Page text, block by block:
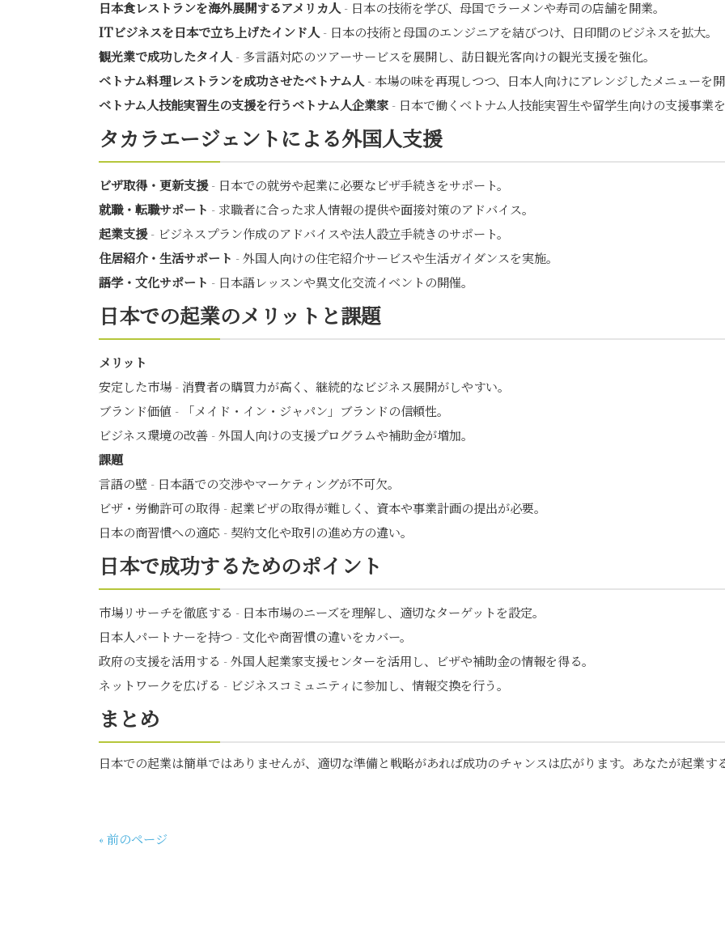
日本食レストランを海外展開するアメリカ人- 日本の技術を学び、母国でラーメンや寿司の店舗を開業。
ITビジネスを日本で立ち上げたインド人- 日本の技術と母国のエンジニアを結びつけ、日印間のビジネスを拡大。
観光業で成功したタイ人- 多言語対応のツアーサービスを展開し、訪日観光客向けの観光支援を強化。
ベトナム料理レストランを成功させたベトナム人- 本場の味を再現しつつ、日本人向けにアレンジしたメニューを開
ベトナム人技能実習生の支援を行うベトナム人企業家 - 日本で働くベトナム人技能実習生や留学生向けの支援事業を
タカラエージェントによる外国人支援
ビザ取得・更新支援- 日本での就労や起業に必要なビザ手続きをサポート。
就職・転職サポート - 求職者に合った求人情報の提供や面接対策のアドバイス。
起業支援- ビジネスプラン作成のアドバイスや法人設立手続きのサポート。
住居紹介・生活サポート - 外国人向けの住宅紹介サービスや生活ガイダンスを実施。
語学・文化サポート - 日本語レッスンや異文化交流イベントの開催。
日本での起業のメリットと課題
メリット
安定した市場 - 消費者の購買力が高く、継続的なビジネス展開がしやすい。
ブランド価値 - 「メイド・イン・ジャパン」ブランドの信頼性。
ビジネス環境の改善 - 外国人向けの支援プログラムや補助金が増加。
課題
言語の壁 - 日本語での交渉やマーケティングが不可欠。
ビザ・労働許可の取得 - 起業ビザの取得が難しく、資本や事業計画の提出が必要。
日本の商習慣への適応 - 契約文化や取引の進め方の違い。
日本で成功するためのポイント
市場リサーチを徹底する - 日本市場のニーズを理解し、適切なターゲットを設定。
日本人パートナーを持つ - 文化や商習慣の違いをカバー。
政府の支援を活用する - 外国人起業家支援センターを活用し、ビザや補助金の情報を得る。
ネットワークを広げる - ビジネスコミュニティに参加し、情報交換を行う。
まとめ
日本での起業は簡単ではありませんが、適切な準備と戦略があれば成功のチャンスは広がります。あなたが起業す
« 前のページ